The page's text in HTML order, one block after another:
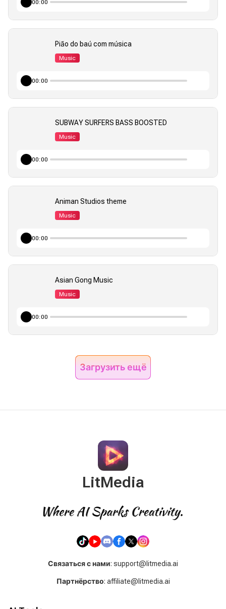
00:00
Pião do baú com música
Music
00:00
SUBWAY SURFERS BASS BOOSTED
Music
00:00
Animan Studios theme
Music
00:00
Asian Gong Music
Music
00:00
Загрузить ещё
LitMedia
Связаться с нами: support@litmedia.ai
Партнёрство: affiliate@litmedia.ai